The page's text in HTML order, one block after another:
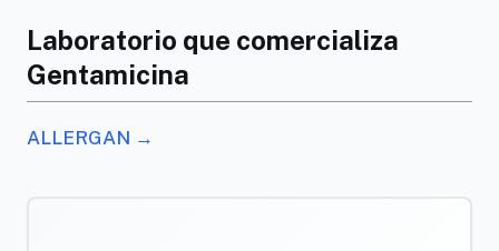
Laboratorio que comercializa
Gentamicina
ALLERGAN →